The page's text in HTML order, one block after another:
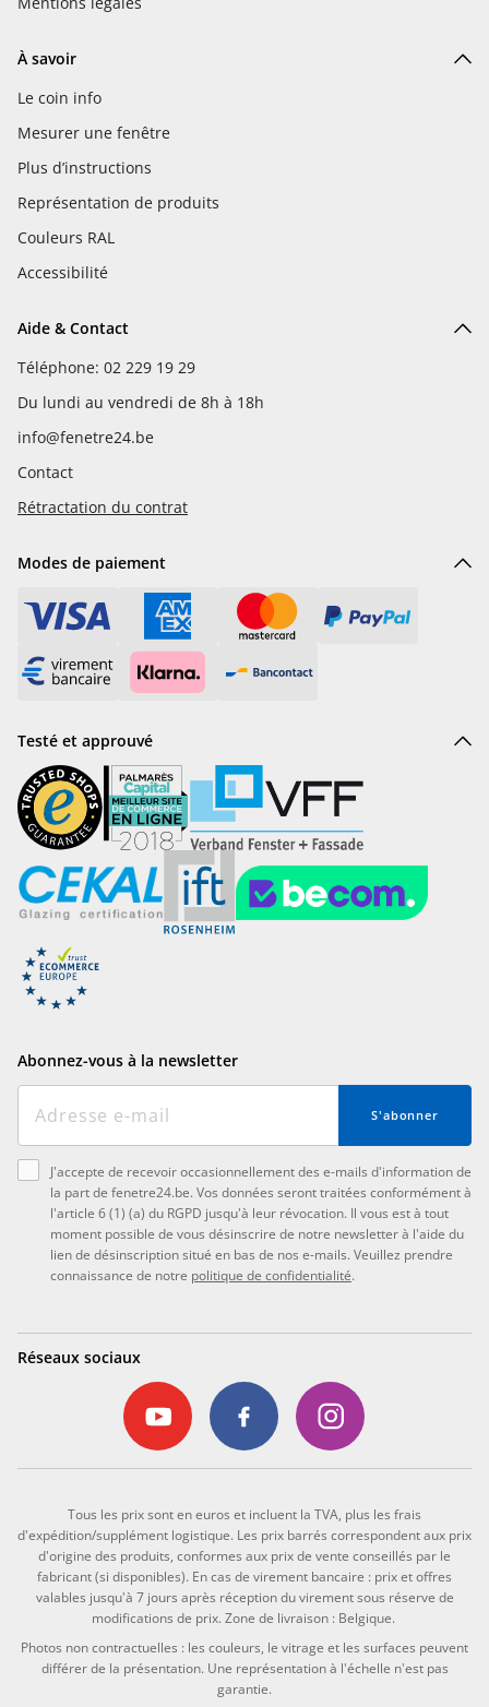
À savoir
Le coin info
Mesurer une fenêtre
Plus d’instructions
Représentation de produits
Couleurs RAL
Accessibilité
Aide & Contact
Téléphone: 02 229 19 29
Du lundi au vendredi de 8h à 18h
info@fenetre24.be
Contact
Rétractation du contrat
Modes de paiement
Testé et approuvé
Abonnez-vous à la newsletter
S'abonner
J'accepte de recevoir occasionnellement des e-mails d'information de
la part de fenetre24.be. Vos données seront traitées conformément à
l'article 6 (1) (a) du RGPD jusqu'à leur révocation. Il vous est à tout
moment possible de vous désinscrire de notre newsletter à l'aide du
lien de désinscription situé en bas de nos e-mails. Veuillez prendre
connaissance de notre politique de confidentialité.
Réseaux sociaux
Tous les prix sont en euros et incluent la TVA, plus les frais
d'expédition/supplément logistique. Les prix barrés correspondent aux prix
d'origine des produits, conformes aux prix de vente conseillés par le
fabricant (si disponibles). En cas de virement bancaire : prix et offres
valables jusqu'à 7 jours après réception du virement sous réserve de
modifications de prix. Zone de livraison : Belgique.
Photos non contractuelles : les couleurs, le vitrage et les surfaces peuvent
différer de la présentation. Une représentation à l'échelle n'est pas
garantie.